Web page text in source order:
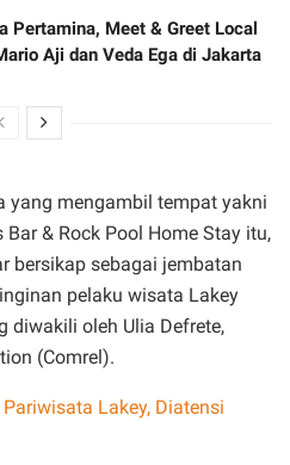
Pertamina, Meet & Greet Local
Aji dan Veda Ega di Jakarta
yang mengambil tempat yakni
Bar & Rock Pool Home Stay itu,
bersikap sebagai jembatan
pelaku wisata Lakey
diwakili oleh Ulia Defrete,
(Comrel).
Lakey, Diatensi